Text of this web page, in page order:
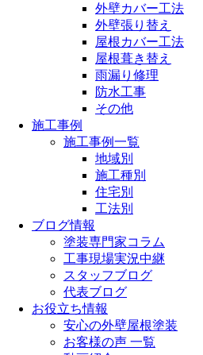
外壁カバー工法
外壁張り替え
屋根カバー工法
屋根葺き替え
雨漏り修理
防水工事
その他
施工事例
施工事例一覧
地域別
施工種別
住宅別
工法別
ブログ情報
塗装専門家コラム
工事現場実況中継
スタッフブログ
代表ブログ
お役立ち情報
安心の外壁屋根塗装
お客様の声 一覧